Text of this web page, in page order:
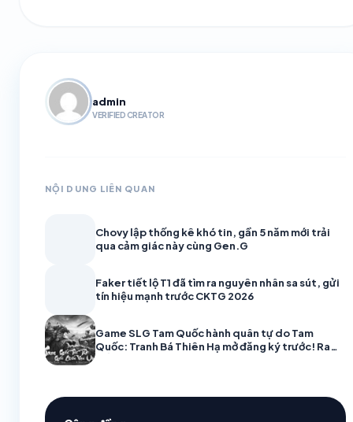
admin
VERIFIED CREATOR
NỘI DUNG LIÊN QUAN
Chovy lập thống kê khó tin, gần 5 năm mới trải
qua cảm giác này cùng Gen.G
Faker tiết lộ T1 đã tìm ra nguyên nhân sa sút, gửi
tín hiệu mạnh trước CKTG 2026
Game SLG Tam Quốc hành quân tự do Tam
Quốc: Tranh Bá Thiên Hạ mở đăng ký trước! Ra